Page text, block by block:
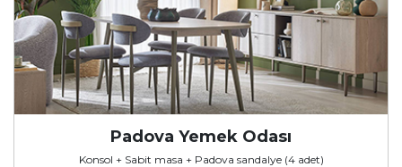
Padova Yemek Odası
Konsol + Sabit masa + Padova sandalye (4 adet)